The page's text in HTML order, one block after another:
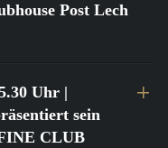
Post Lech
Uhr |
sein
CLUB